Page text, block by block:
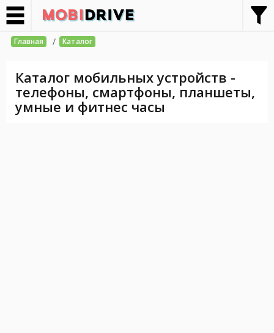
Главная / Каталог
Каталог мобильных устройств -
телефоны, смартфоны, планшеты,
умные и фитнес часы